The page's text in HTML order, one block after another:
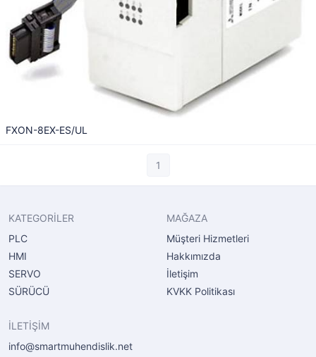
FXON-8EX-ES/UL
1
KATEGORİLER
PLC
HMI
SERVO
SÜRÜCÜ
MAĞAZA
Müşteri Hizmetleri
Hakkımızda
İletişim
KVKK Politikası
İLETİŞİM
info@smartmuhendislik.net